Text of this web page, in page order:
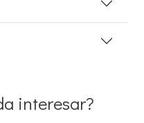
interesar?